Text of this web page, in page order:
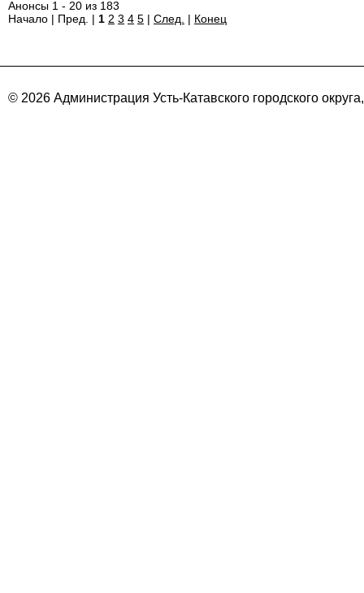
Анонсы 1 - 20 из 183
Начало | Пред. | 1 2 3 4 5 | След. | Конец
© 2026 Администрация Усть-Катавского городского